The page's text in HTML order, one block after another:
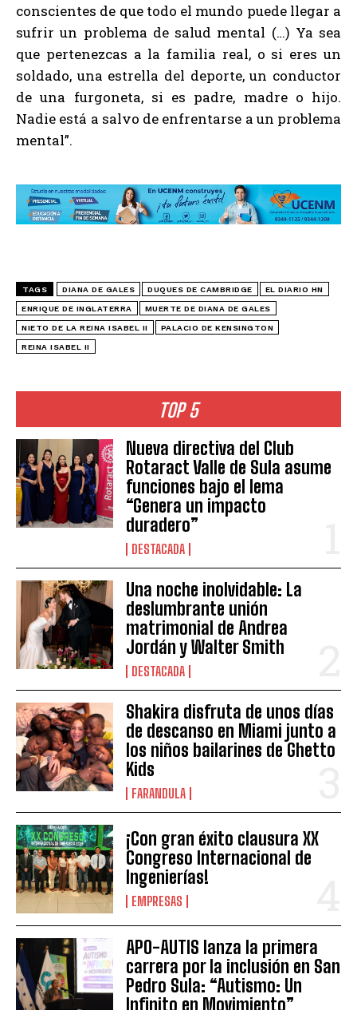
TOP 5
Nueva directiva del Club
Rotaract Valle de Sula asume
funciones bajo el lema
“Genera un impacto
duradero”
DESTACADA
Una noche inolvidable: La
deslumbrante unión
matrimonial de Andrea
Jordán y Walter Smith
DESTACADA
Shakira disfruta de unos días
de descanso en Miami junto a
los niños bailarines de Ghetto
Kids
FARANDULA
¡Con gran éxito clausura XX
Congreso Internacional de
Ingenierías!
EMPRESAS
APO-AUTIS lanza la primera
carrera por la inclusión en San
Pedro Sula: “Autismo: Un
Infinito en Movimiento”
conscientes de que todo el mundo puede llegar a
sufrir un problema de salud mental (…) Ya sea
que pertenezcas a la familia real, o si eres un
soldado, una estrella del deporte, un conductor
de una furgoneta, si es padre, madre o hijo.
Nadie está a salvo de enfrentarse a un problema
mental”.
TAGS DIANA DE GALES DUQUES DE CAMBRIDGE EL DIARIO HN
ENRIQUE DE INGLATERRA MUERTE DE DIANA DE GALES
NIETO DE LA REINA ISABEL II PALACIO DE KENSINGTON
REINA ISABEL II